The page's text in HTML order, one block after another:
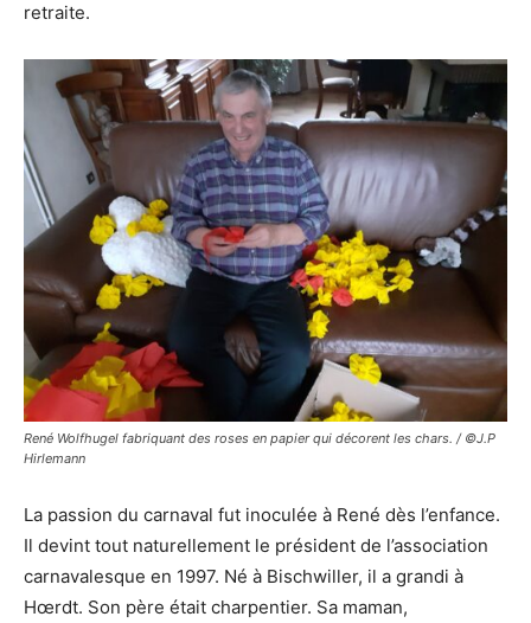
retraite.
René Wolfhugel fabriquant des roses en papier qui décorent les chars. / ©J.P
Hirlemann
La passion du carnaval fut inoculée à René dès l’enfance.
Il devint tout naturellement le président de l’association
carnavalesque en 1997. Né à Bischwiller, il a grandi à
Hœrdt. Son père était charpentier. Sa maman,